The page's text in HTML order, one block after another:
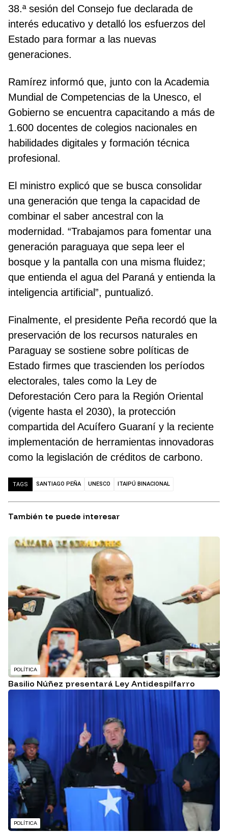
38.ª sesión del Consejo fue declarada de
interés educativo y detalló los esfuerzos del
Estado para formar a las nuevas
generaciones.
Ramírez informó que, junto con la Academia
Mundial de Competencias de la Unesco, el
Gobierno se encuentra capacitando a más de
1.600 docentes de colegios nacionales en
habilidades digitales y formación técnica
profesional.
El ministro explicó que se busca consolidar
una generación que tenga la capacidad de
combinar el saber ancestral con la
modernidad. “Trabajamos para fomentar una
generación paraguaya que sepa leer el
bosque y la pantalla con una misma fluidez;
que entienda el agua del Paraná y entienda la
inteligencia artificial”, puntualizó.
Finalmente, el presidente Peña recordó que la
preservación de los recursos naturales en
Paraguay se sostiene sobre políticas de
Estado firmes que trascienden los períodos
electorales, tales como la Ley de
Deforestación Cero para la Región Oriental
(vigente hasta el 2030), la protección
compartida del Acuífero Guaraní y la reciente
implementación de herramientas innovadoras
como la legislación de créditos de carbono.
TAGS SANTIAGO PEÑA UNESCO ITAIPÚ BINACIONAL
También te puede interesar
POLÍTICA
Basilio Núñez presentará Ley Antidespilfarro
POLÍTICA